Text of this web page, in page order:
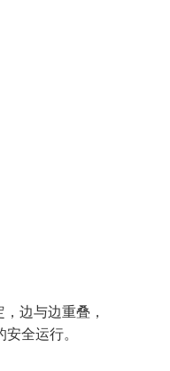
边与边重叠，
全运行。